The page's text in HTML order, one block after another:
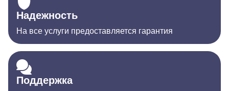
Надежность
На все услуги предоставляется гарантия
Поддержка